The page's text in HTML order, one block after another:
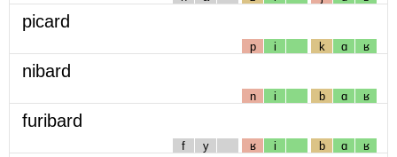
picard
p i k ɑ ʁ
nibard
n i b ɑ ʁ
furibard
f y ʁ i b ɑ ʁ